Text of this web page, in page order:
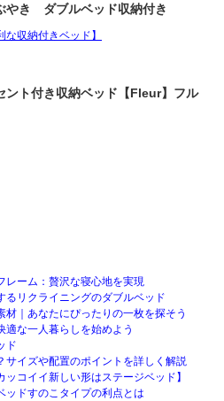
やき ダブルベッド収納付き
収納付きベッド】
ト付き収納ベッド【Fleur】フル
レーム：贅沢な寝心地を実現
るリクライニングのダブルベッド
｜あなたにぴったりの一枚を探そう
適な一人暮らしを始めよう
ド
サイズや配置のポイントを詳しく解説
コイイ新しい形はステージベッド】
ドすのこタイプの利点とは